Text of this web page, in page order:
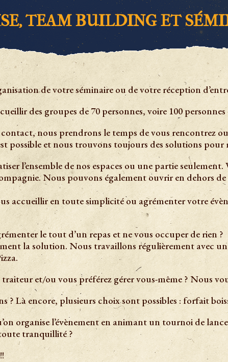
TEAM BUILDING ET
de votre séminaire ou de votre réception
des groupes de 70 personnes, voire 100
nous prendrons le temps de vous rencontrez
possible et nous trouvons toujours des solutions pour
l’ensemble de nos espaces ou une partie
Nous pouvons également ouvrir en dehors
accueillir en toute simplicité ou agrémenter votre
le tout d’un repas et ne vous occuper de rien ?
la solution. Nous travaillons régulièrement avec
traiteur et/ou vous préférez gérer vous-même ? Nous
? Là encore, plusieurs choix sont possibles : forfait
organise l’évènement en animant un tournoi de
tranquillité ?